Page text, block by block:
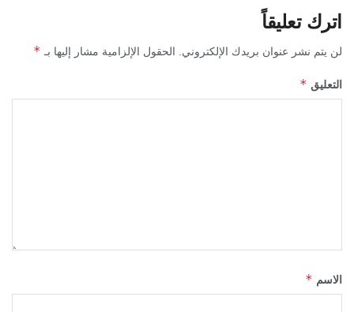
اترك تعليقاً
لن يتم نشر عنوان بريدك الإلكتروني. الحقول الإلزامية مشار إليها بـ *
التعليق *
الاسم *